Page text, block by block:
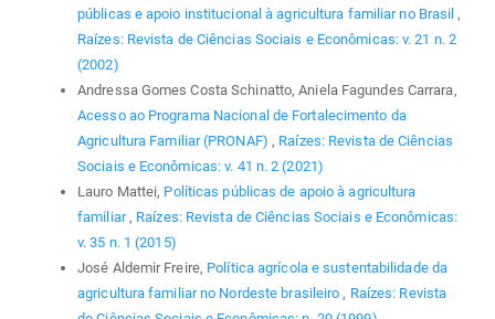
públicas e apoio institucional à agricultura familiar no Brasil ,
Raízes: Revista de Ciências Sociais e Econômicas: v. 21 n. 2
(2002)
Andressa Gomes Costa Schinatto, Aniela Fagundes Carrara,
Acesso ao Programa Nacional de Fortalecimento da
Agricultura Familiar (PRONAF) , Raízes: Revista de Ciências
Sociais e Econômicas: v. 41 n. 2 (2021)
Lauro Mattei, Políticas públicas de apoio à agricultura
familiar , Raízes: Revista de Ciências Sociais e Econômicas:
v. 35 n. 1 (2015)
José Aldemir Freire, Política agrícola e sustentabilidade da
agricultura familiar no Nordeste brasileiro , Raízes: Revista